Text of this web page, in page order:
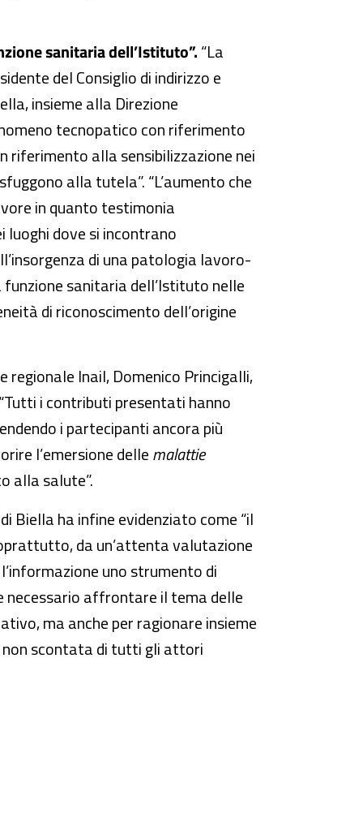
sanitaria dell’Istituto”.“La
del Consiglio di indirizzo e
insieme alla Direzione
tecnopatico con riferimento
riferimento alla sensibilizzazione nei
alla tutela”. “L’aumento che
in quanto testimonia
luoghi dove si incontrano
di una patologia lavoro-
sanitaria dell’Istituto nelle
di riconoscimento dell’origine
regionale Inail, Domenico Princigalli,
i contributi presentati hanno
i partecipanti ancora più
l’emersione dellemalattie
alla salute”.
Biella ha infine evidenziato come “il
da un’attenta valutazione
uno strumento di
necessario affrontare il tema delle
ma anche per ragionare insieme
non scontata di tutti gli attori